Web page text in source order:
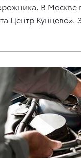
В
Центр Кунцево».